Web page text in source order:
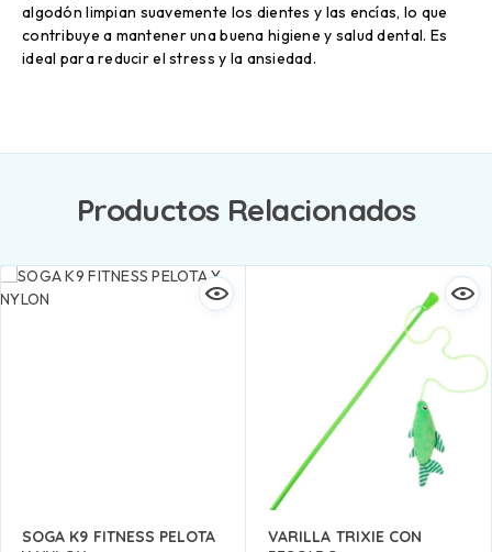
algodón limpian suavemente los dientes y las encías, lo que
contribuye a mantener una buena higiene y salud dental. Es
ideal para reducir el stress y la ansiedad.
Productos Relacionados
SOGA K9 FITNESS PELOTA
VARILLA TRIXIE CON